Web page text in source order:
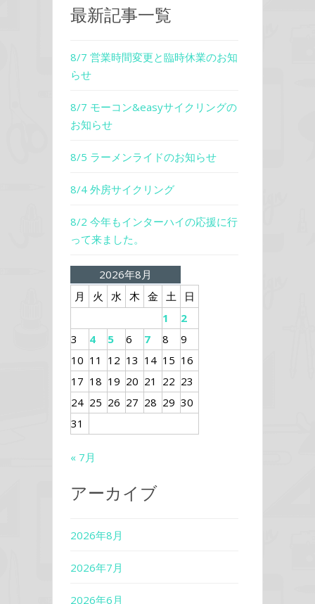
最新記事一覧
8/7 営業時間変更と臨時休業のお知
らせ
8/7 モーコン&easyサイクリングの
お知らせ
8/5 ラーメンライドのお知らせ
8/4 外房サイクリング
8/2 今年もインターハイの応援に行
って来ました。
2026年8月
月
火 水 木 金 土
日
1
2
3
4 5 6 7 8
9
10 11 12 13 14 15 16
17 18 19 20 21 22 23
24 25 26 27 28 29 30
31
« 7月
アーカイブ
2026年8月
2026年7月
2026年6月